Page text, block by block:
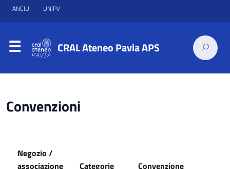
ANCIU UNIPV
CRAL Ateneo Pavia APS
Convenzioni
Negozio /
associazione
Categorie Convenzione